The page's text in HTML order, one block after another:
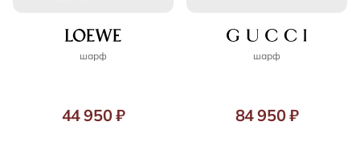
шарф
44 950 ₽
шарф
84 950 ₽